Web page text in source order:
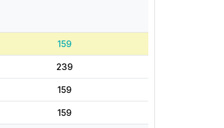
159
239
159
159